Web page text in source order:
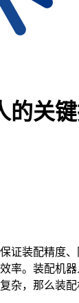
的关
证装配精度
率。装配机
杂，那么装